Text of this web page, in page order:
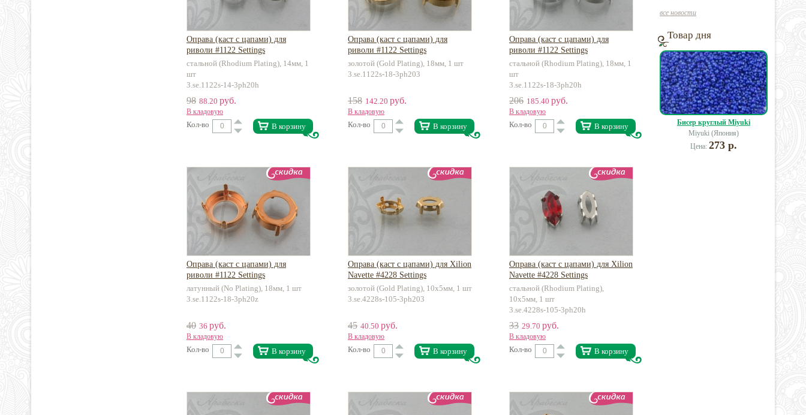
Оправа (каст с цапами) для
риволи #1122 Settings
стальной (Rhodium Plating), 14мм, 1
шт
3.se.1122s-14-3ph20h
98 88.20 руб.
В кладовую
Кол-во В корзину
Оправа (каст с цапами) для
риволи #1122 Settings
золотой (Gold Plating), 18мм, 1 шт
3.se.1122s-18-3ph203
158 142.20 руб.
В кладовую
Кол-во В корзину
Оправа (каст с цапами) для
риволи #1122 Settings
стальной (Rhodium Plating), 18мм, 1
шт
3.se.1122s-18-3ph20h
206 185.40 руб.
В кладовую
Кол-во В корзину
Оправа (каст с цапами) для
риволи #1122 Settings
латунный (No Plating), 18мм, 1 шт
3.se.1122s-18-3ph20z
40 36 руб.
В кладовую
Кол-во В корзину
Оправа (каст с цапами) для Xilion
Navette #4228 Settings
золотой (Gold Plating), 10х5мм, 1 шт
3.se.4228s-105-3ph203
45 40.50 руб.
В кладовую
Кол-во В корзину
Оправа (каст с цапами) для Xilion
Navette #4228 Settings
стальной (Rhodium Plating),
10х5мм, 1 шт
3.se.4228s-105-3ph20h
33 29.70 руб.
В кладовую
Кол-во В корзину
все новости
Товар дня
Бисер круглый Miyuki
Miyuki (Япония)
Цена: 273 р.